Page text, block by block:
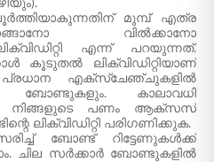
മുമ്പ് എത്ര
വിൽക്കാനോ
എന്ന് പറയുന്നത്.
കൂടുതൽ ലിക്വിഡിറ്റിയാണ്
എക്സ്ചേഞ്ചുകളിൽ
ബോണ്ടുകളും. കാലാവധി
നിങ്ങളുടെ പണം ആക്‌സസ്
ലിക്വിഡിറ്റി പരിഗണിക്കുക.
ബോണ്ട് റിട്ടേണുകൾക്ക്
ചില സർക്കാർ ബോണ്ടുകളിൽ